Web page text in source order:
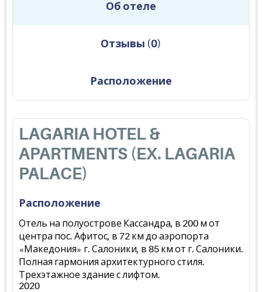
Об отеле
Отзывы (0)
Расположение
LAGARIA HOTEL &
APARTMENTS (EX. LAGARIA
PALACE)
Расположение
Отель на полуострове Кассандра, в 200 м от
центра пос. Афитос, в 72 км до аэропорта
«Македония» г. Салоники, в 85 км от г. Салоники.
Полная гармония архитектурного стиля.
Трехэтажное здание с лифтом.
2020